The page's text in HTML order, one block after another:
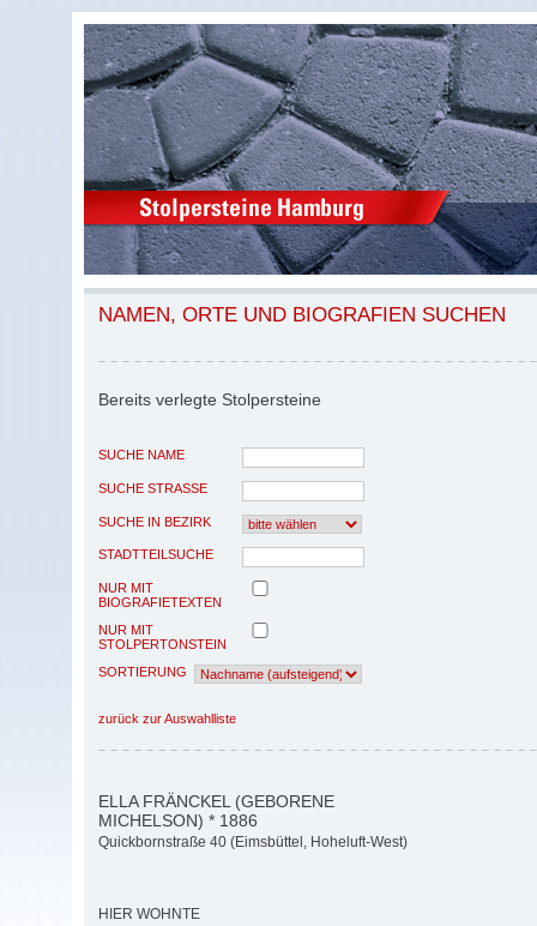
NAMEN, ORTE UND BIOGRAFIEN SUCHEN
Bereits verlegte Stolpersteine
SUCHE NAME
SUCHE STRASSE
SUCHE IN BEZIRK
STADTTEILSUCHE
NUR MIT
BIOGRAFIETEXTEN
NUR MIT
STOLPERTONSTEIN
SORTIERUNG
zurück zur Auswahlliste
ELLA FRÄNCKEL (GEBORENE
MICHELSON) * 1886
Quickbornstraße 40 (Eimsbüttel, Hoheluft-West)
HIER WOHNTE